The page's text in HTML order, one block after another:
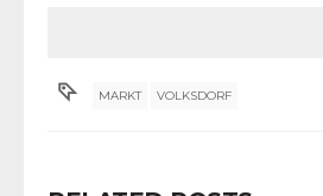
MARKT VOLKSDORF